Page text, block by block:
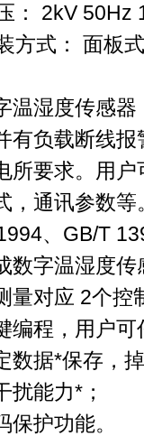
： 2kV 50Hz
方式： 面板
温湿度传感
有负载断线
所要求。用
，通讯参数
、GB/T
数字温湿度
量对应 2个控
编程，用户
数据*保存，
扰能力*；
保护功能。